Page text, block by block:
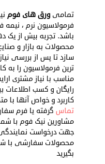
تمامی ورق های فوم
فرمولاسیون نرم ،
باشد. تجربه بیش از یک
محصولات به بازار و
سازد تا پس از بررسی
ترین فرمولاسیون را به
مناسب با نیاز مشتری
رایگان و کسب اطلاعات
کاربرد و خواص آنها با
تماس گرفته یا فرم
مشاورین نیک فوم با
جهت درخواست
محصولات سفارشی با
بگیرید